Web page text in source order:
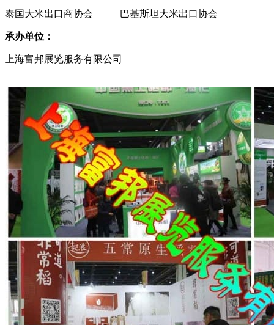
泰国大米出口商协会 巴基斯坦大米出口协会
承办单位：
上海富邦展览服务有限公司